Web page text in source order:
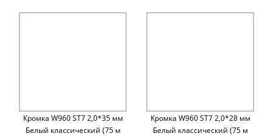
Кромка W960 ST7 2,0*35 мм
Белый классический (75 м
Кромка W960 ST7 2,0*28 мм
Белый классический (75 м